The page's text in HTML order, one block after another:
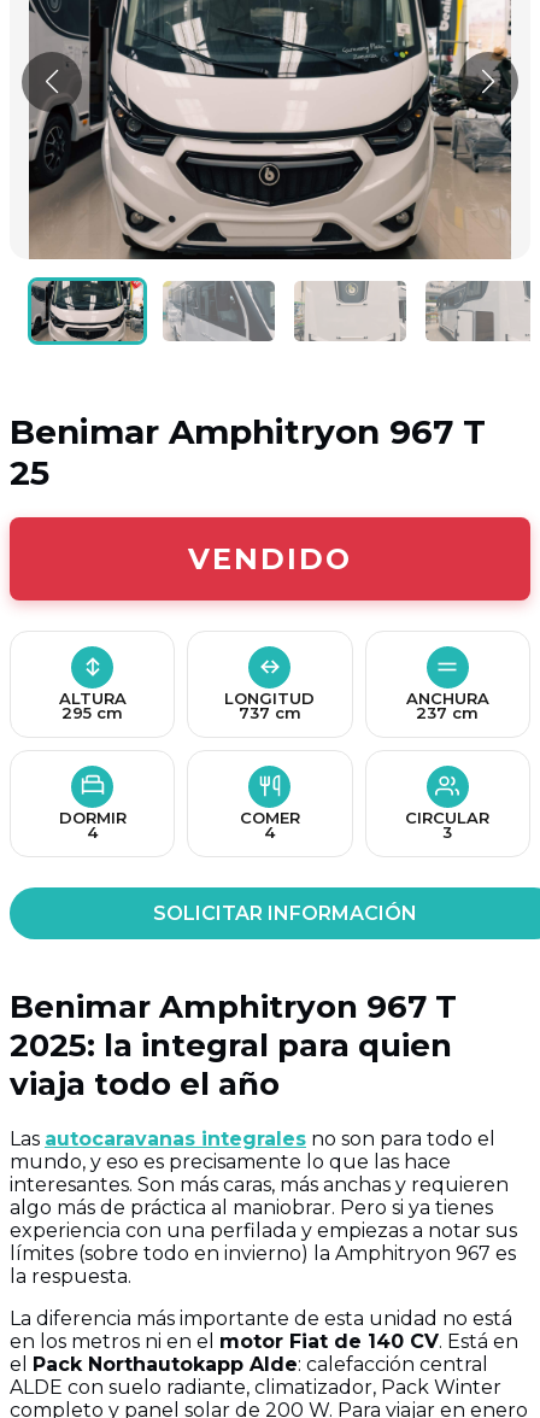
Benimar Amphitryon 967 T
25
VENDIDO
ALTURA
295 cm
LONGITUD
737 cm
ANCHURA
237 cm
DORMIR
4
COMER
4
CIRCULAR
3
SOLICITAR INFORMACIÓN
Benimar Amphitryon 967 T
2025: la integral para quien
viaja todo el año
Las autocaravanas integrales no son para todo el
mundo, y eso es precisamente lo que las hace
interesantes. Son más caras, más anchas y requieren
algo más de práctica al maniobrar. Pero si ya tienes
experiencia con una perfilada y empiezas a notar sus
límites (sobre todo en invierno) la Amphitryon 967 es
la respuesta.
La diferencia más importante de esta unidad no está
en los metros ni en el motor Fiat de 140 CV. Está en
el Pack Northautokapp Alde: calefacción central
ALDE con suelo radiante, climatizador, Pack Winter
completo y panel solar de 200 W. Para viajar en enero